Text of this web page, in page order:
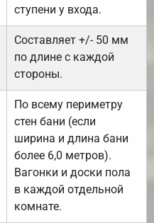
ступени у входа.
Составляет +/- 50 мм
по длине с каждой
стороны.
По всему периметру
стен бани (если
ширина и длина бани
более 6,0 метров).
Вагонки и доски пола
в каждой отдельной
комнате.